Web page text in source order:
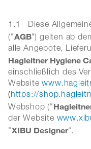
1.1 Diese
("AGB") gelten ab
alle Angebote,
Hagleitner Hygiene
einschließlich des
Website
(https://
Webshop ("
der Website
"XIBU Designer“.